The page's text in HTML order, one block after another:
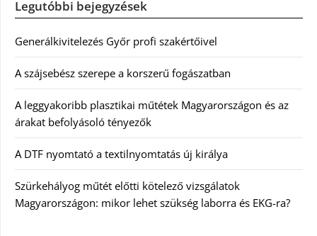
Legutóbbi bejegyzések
Generálkivitelezés Győr profi szakértőivel
A szájsebész szerepe a korszerű fogászatban
A leggyakoribb plasztikai műtétek Magyarországon és az
árakat befolyásoló tényezők
A DTF nyomtató a textilnyomtatás új királya
Szürkehályog műtét előtti kötelező vizsgálatok
Magyarországon: mikor lehet szükség laborra és EKG-ra?